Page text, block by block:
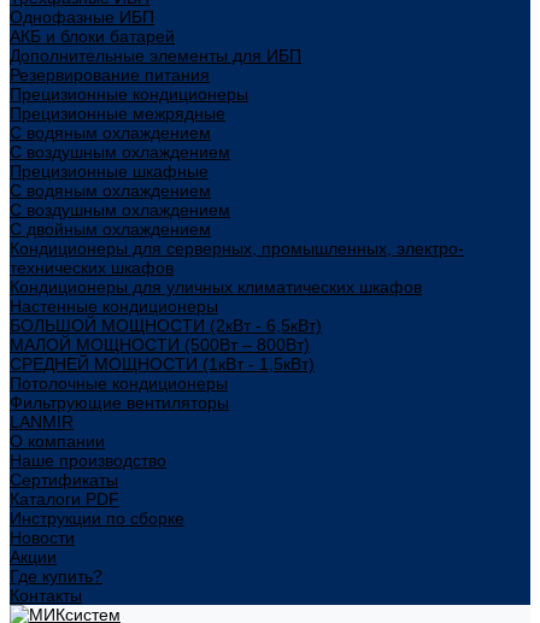
Однофазные ИБП
АКБ и блоки батарей
Дополнительные элементы для ИБП
Резервирование питания
Прецизионные кондиционеры
Прецизионные межрядные
С водяным охлаждением
С воздушным охлаждением
Прецизионные шкафные
С водяным охлаждением
С воздушным охлаждением
С двойным охлаждением
Кондиционеры для серверных, промышленных, электро-
технических шкафов
Кондиционеры для уличных климатических шкафов
Настенные кондиционеры
БОЛЬШОЙ МОЩНОСТИ (2кВт - 6,5кВт)
МАЛОЙ МОЩНОСТИ (500Вт – 800Вт)
СРЕДНЕЙ МОЩНОСТИ (1кВт - 1,5кВт)
Потолочные кондиционеры
Фильтрующие вентиляторы
LANMIR
О компании
Наше производство
Сертификаты
Каталоги PDF
Инструкции по сборке
Новости
Акции
Где купить?
Контакты